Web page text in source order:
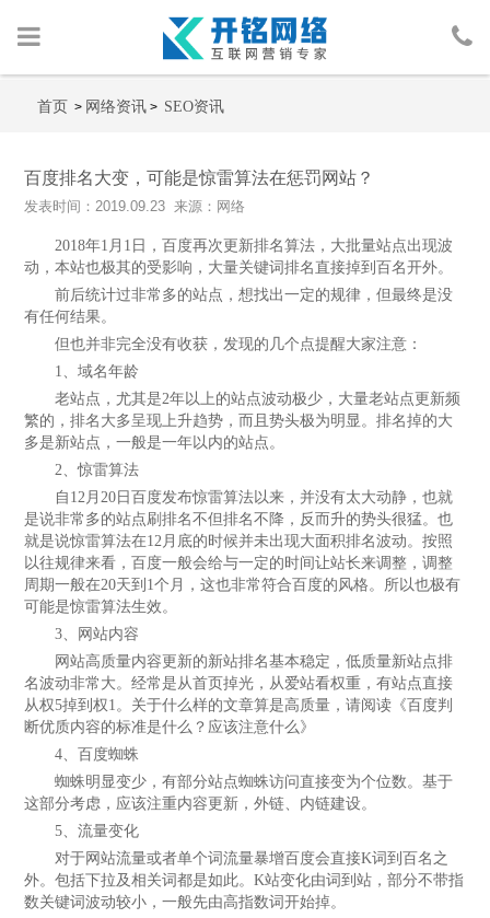
首页 > 网络资讯 > SEO资讯
百度排名大变，可能是惊雷算法在惩罚网站？
发表时间：2019.09.23 来源：网络
2018年1月1日，百度再次更新排名算法，大批量站点出现波
动，本站也极其的受影响，大量关键词排名直接掉到百名开外。
前后统计过非常多的站点，想找出一定的规律，但最终是没
有任何结果。
但也并非完全没有收获，发现的几个点提醒大家注意：
1、域名年龄
老站点，尤其是2年以上的站点波动极少，大量老站点更新频
繁的，排名大多呈现上升趋势，而且势头极为明显。排名掉的大
多是新站点，一般是一年以内的站点。
2、惊雷算法
自12月20日百度发布惊雷算法以来，并没有太大动静，也就
是说非常多的站点刷排名不但排名不降，反而升的势头很猛。也
就是说惊雷算法在12月底的时候并未出现大面积排名波动。按照
以往规律来看，百度一般会给与一定的时间让站长来调整，调整
周期一般在20天到1个月，这也非常符合百度的风格。所以也极有
可能是惊雷算法生效。
3、网站内容
网站高质量内容更新的新站排名基本稳定，低质量新站点排
名波动非常大。经常是从首页掉光，从爱站看权重，有站点直接
从权5掉到权1。关于什么样的文章算是高质量，请阅读《百度判
断优质内容的标准是什么？应该注意什么》
4、百度蜘蛛
蜘蛛明显变少，有部分站点蜘蛛访问直接变为个位数。基于
这部分考虑，应该注重内容更新，外链、内链建设。
5、流量变化
对于网站流量或者单个词流量暴增百度会直接K词到百名之
外。包括下拉及相关词都是如此。K站变化由词到站，部分不带指
数关键词波动较小，一般先由高指数词开始掉。
首页
人物包装
广告投放
行业案例
网络资讯
关于我们
法律声明